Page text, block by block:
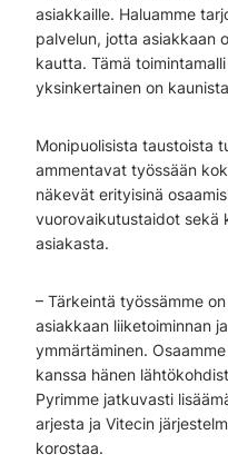
asiakkaille. Haluamme
palvelun, jotta asiakkaan
kautta. Tämä
yksinkertainen on
Monipuolisista taustoista
ammentavat työssään
näkevät erityisinä
vuorovaikutustaidot sekä
asiakasta.
– Tärkeintä työssämme
asiakkaan liiketoiminnan
ymmärtäminen.
kanssa hänen
Pyrimme jatkuvasti
arjesta ja Vitecin
korostaa.